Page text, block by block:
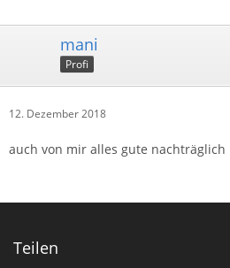
mani
Profi
12. Dezember 2018
auch von mir alles gute nachträglich
Teilen